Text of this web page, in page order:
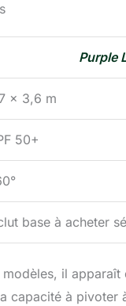
Purple
x 3,6 m
50+
base à acheter
il
capacité à